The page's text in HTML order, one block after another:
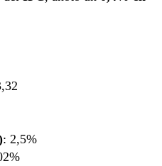
: 2,5%